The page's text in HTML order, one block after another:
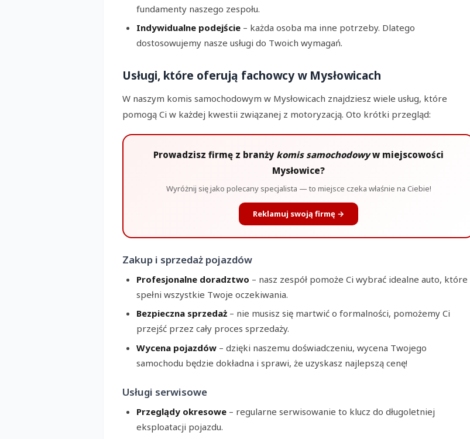
fundamenty naszego zespołu.
Indywidualne podejście – każda osoba ma inne potrzeby. Dlatego
dostosowujemy nasze usługi do Twoich wymagań.
Usługi, które oferują fachowcy w Mysłowicach
W naszym komis samochodowym w Mysłowicach znajdziesz wiele usług, które
pomogą Ci w każdej kwestii związanej z motoryzacją. Oto krótki przegląd:
Prowadzisz firmę z branży komis samochodowyw miejscowości
Mysłowice?
Wyróżnij się jako polecany specjalista — to miejsce czeka właśnie na Ciebie!
Reklamuj swoją firmę →
Zakup i sprzedaż pojazdów
Profesjonalne doradztwo – nasz zespół pomoże Ci wybrać idealne auto, które
spełni wszystkie Twoje oczekiwania.
Bezpieczna sprzedaż – nie musisz się martwić o formalności, pomożemy Ci
przejść przez cały proces sprzedaży.
Wycena pojazdów – dzięki naszemu doświadczeniu, wycena Twojego
samochodu będzie dokładna i sprawi, że uzyskasz najlepszą cenę!
Usługi serwisowe
Przeglądy okresowe – regularne serwisowanie to klucz do długoletniej
eksploatacji pojazdu.